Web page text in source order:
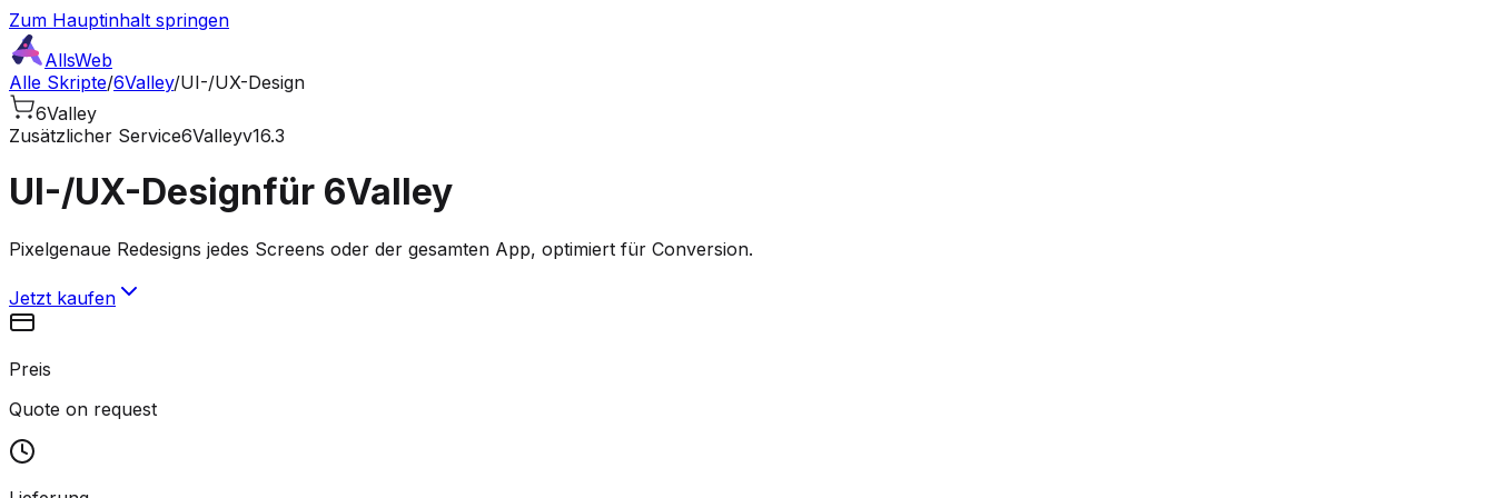
Zum Hauptinhalt springen
AllsWeb
Alle Skripte/6Valley/UI-/UX-Design
6Valley
Zusätzlicher Service6Valleyv16.3
UI-/UX-Designfür 6Valley
Pixelgenaue Redesigns jedes Screens oder der gesamten App, optimiert für Conversion.
Jetzt kaufen
Preis
Quote on request